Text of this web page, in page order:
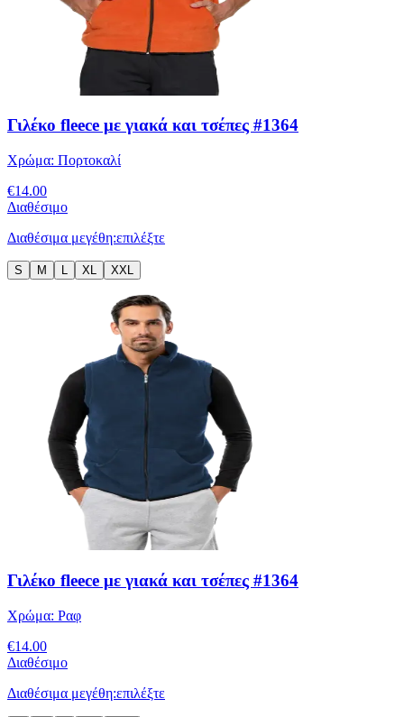
Γιλέκο fleece με γιακά και τσέπες #1364
Χρώμα: Πορτοκαλί
€14.00
Διαθέσιμο
Διαθέσιμα μεγέθη:επιλέξτε
S M L XL XXL
Γιλέκο fleece με γιακά και τσέπες #1364
Χρώμα: Ραφ
€14.00
Διαθέσιμο
Διαθέσιμα μεγέθη:επιλέξτε